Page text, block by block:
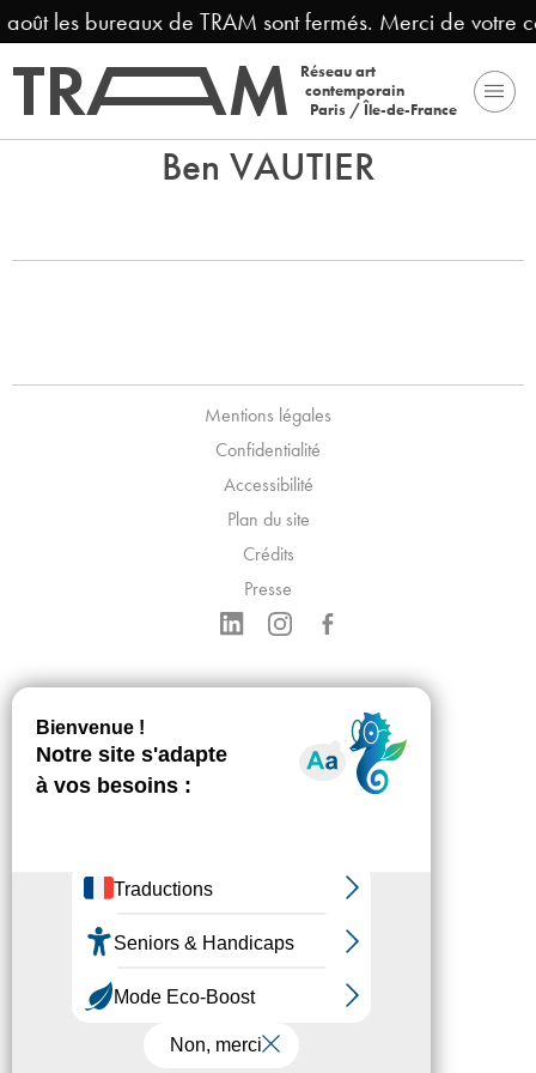
les bureaux de TRAM sont fermés. Merci de votre
Réseau art
contemporain
Paris / Île-de-France
Ben VAUTIER
Mentions légales
Confidentialité
Accessibilité
Plan du site
Crédits
Presse